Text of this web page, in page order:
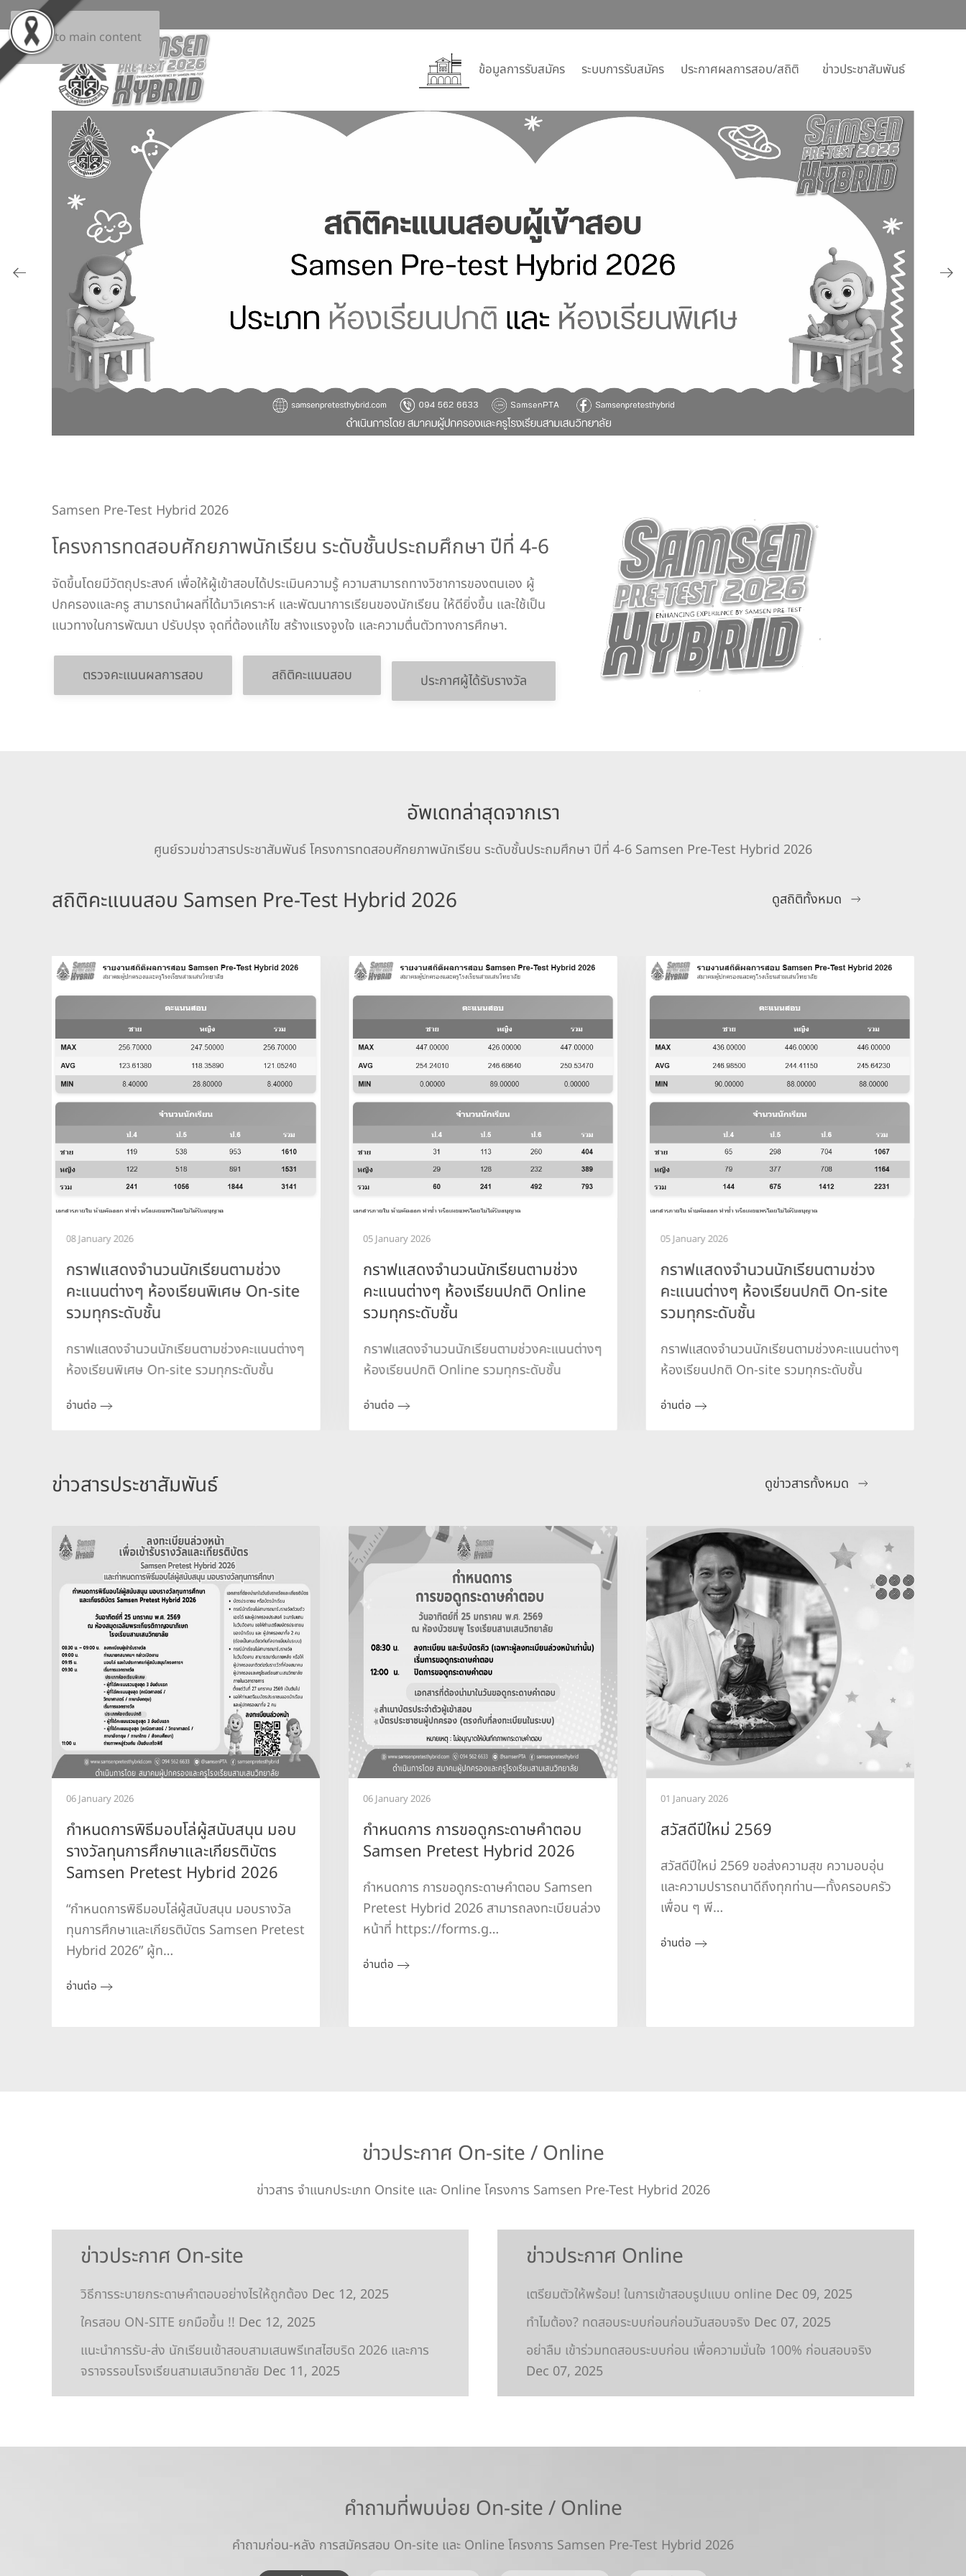
Skip to main content
ข้อมูลการรับสมัคร ระบบการรับสมัคร ประกาศผลการสอบ/สถิติ ข่าวประชาสัมพันธ์
Samsen Pre-Test Hybrid 2026
โครงการทดสอบศักยภาพนักเรียน ระดับชั้นประถมศึกษา ปีที่ 4-6
จัดขึ้นโดยมีวัตถุประสงค์ เพื่อให้ผู้เข้าสอบได้ประเมินความรู้ ความสามารถทางวิชาการของตนเอง ผู้
ปกครองและครู สามารถนำผลที่ได้มาวิเคราะห์ และพัฒนาการเรียนของนักเรียน ให้ดียิ่งขึ้น และใช้เป็น
แนวทางในการพัฒนา ปรับปรุง จุดที่ต้องแก้ไข สร้างแรงจูงใจ และความตื่นตัวทางการศึกษา.
ตรวจคะแนนผลการสอบ สถิติคะแนนสอบ ประกาศผู้ได้รับรางวัล
อัพเดทล่าสุดจากเรา
ศูนย์รวมข่าวสารประชาสัมพันธ์ โครงการทดสอบศักยภาพนักเรียน ระดับชั้นประถมศึกษา ปีที่ 4-6 Samsen Pre-Test Hybrid 2026
สถิติคะแนนสอบ Samsen Pre-Test Hybrid 2026 ดูสถิติทั้งหมด
08 January 2026
กราฟแสดงจำนวนนักเรียนตามช่วง
คะแนนต่างๆ ห้องเรียนพิเศษ On-site
รวมทุกระดับชั้น
กราฟแสดงจำนวนนักเรียนตามช่วงคะแนนต่างๆ
ห้องเรียนพิเศษ On-site รวมทุกระดับชั้น
อ่านต่อ
05 January 2026
กราฟแสดงจำนวนนักเรียนตามช่วง
คะแนนต่างๆ ห้องเรียนปกติ Online
รวมทุกระดับชั้น
กราฟแสดงจำนวนนักเรียนตามช่วงคะแนนต่างๆ
ห้องเรียนปกติ Online รวมทุกระดับชั้น
อ่านต่อ
05 January 2026
กราฟแสดงจำนวนนักเรียนตามช่วง
คะแนนต่างๆ ห้องเรียนปกติ On-site
รวมทุกระดับชั้น
กราฟแสดงจำนวนนักเรียนตามช่วงคะแนนต่างๆ
ห้องเรียนปกติ On-site รวมทุกระดับชั้น
อ่านต่อ
ข่าวสารประชาสัมพันธ์ ดูข่าวสารทั้งหมด
06 January 2026
กำหนดการพิธีมอบโล่ผู้สนับสนุน มอบ
รางวัลทุนการศึกษาและเกียรติบัตร
Samsen Pretest Hybrid 2026
“กำหนดการพิธีมอบโล่ผู้สนับสนุน มอบรางวัล
ทุนการศึกษาและเกียรติบัตร Samsen Pretest
Hybrid 2026” ผู้ท…
อ่านต่อ
06 January 2026
กำหนดการ การขอดูกระดาษคำตอบ
Samsen Pretest Hybrid 2026
กำหนดการ การขอดูกระดาษคำตอบ Samsen
Pretest Hybrid 2026 สามารถลงทะเบียนล่วง
หน้าที่ https://forms.g…
อ่านต่อ
01 January 2026
สวัสดีปีใหม่ 2569
สวัสดีปีใหม่ 2569 ขอส่งความสุข ความอบอุ่น
และความปรารถนาดีถึงทุกท่าน—ทั้งครอบครัว
เพื่อน ๆ พี…
อ่านต่อ
ข่าวประกาศ On-site / Online
ข่าวสาร จำแนกประเภท Onsite และ Online โครงการ Samsen Pre-Test Hybrid 2026
ข่าวประกาศ On-site
วิธีการระบายกระดาษคำตอบอย่างไรให้ถูกต้อง Dec 12, 2025
ใครสอบ ON-SITE ยกมือขึ้น !! Dec 12, 2025
แนะนำการรับ-ส่ง นักเรียนเข้าสอบสามเสนพรีเทสไฮบริด 2026 และการ
จราจรรอบโรงเรียนสามเสนวิทยาลัย Dec 11, 2025
ข่าวประกาศ Online
เตรียมตัวให้พร้อม! ในการเข้าสอบรูปแบบ online Dec 09, 2025
ทำไมต้อง? ทดสอบระบบก่อนก่อนวันสอบจริง Dec 07, 2025
อย่าลืม เข้าร่วมทดสอบระบบก่อน เพื่อความมั่นใจ 100% ก่อนสอบจริง
Dec 07, 2025
คำถามที่พบบ่อย On-site / Online
คำถามก่อน-หลัง การสมัครสอบ On-site และ Online โครงการ Samsen Pre-Test Hybrid 2026